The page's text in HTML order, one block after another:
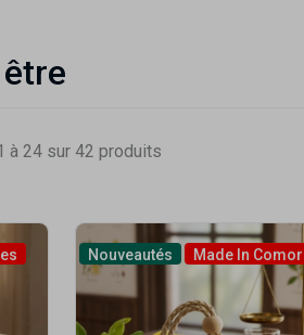
à 24 sur 42 produits
Nouveautés Made In